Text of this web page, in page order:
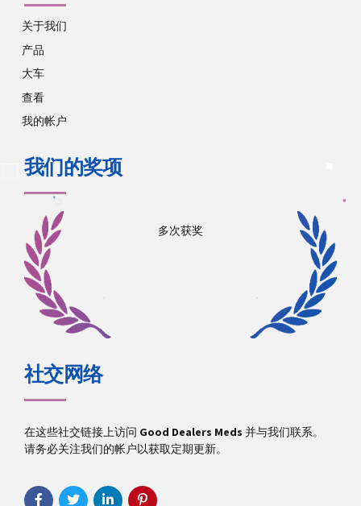
关于我们
产品
大车
查看
我的帐户
我们的奖项
多次获奖
社交网络
在这些社交链接上访问 Good Dealers Meds 并与我们联系。
请务必关注我们的帐户以获取定期更新。